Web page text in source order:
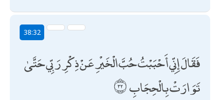
38:32
فَقَالَ إِنِّي أَحْبَبْتُ حُبَّ الْخَيْرِ عَنْ ذِكْرِ رَبِّي حَتَّىٰ
تَوَارَتْ بِالْحِجَابِ